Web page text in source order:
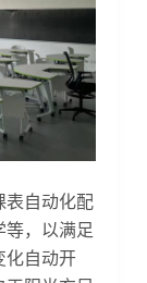
表自动化配
，以满足
化自动开